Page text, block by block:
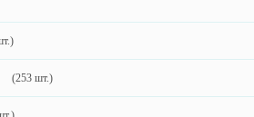
(253 шт.)